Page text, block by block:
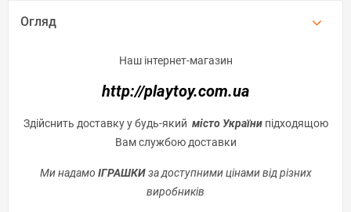
Огляд
Наш інтернет-магазин
http://playtoy.com.ua
Здійснить доставку у будь-який місто України підходящою
Вам службою доставки
Ми надамо ІГРАШКИза доступними цінами від різних
виробників